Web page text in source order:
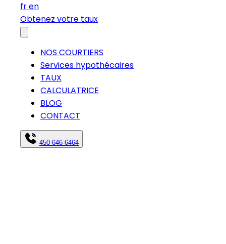
fren
Obtenez votre taux
NOS COURTIERS
Services hypothécaires
TAUX
CALCULATRICE
BLOG
CONTACT
450-646-6464